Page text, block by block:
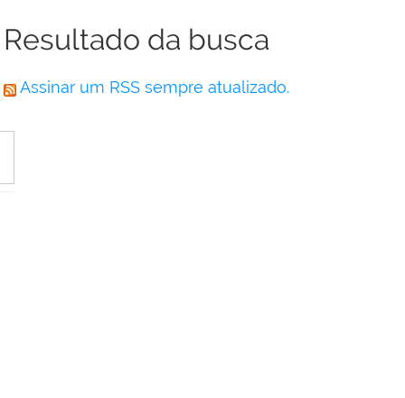
Resultado da busca
Assinar um RSS sempre atualizado.